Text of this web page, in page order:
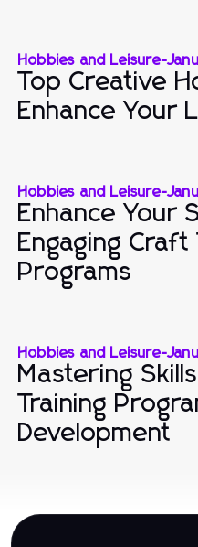
Hobbies and Leisure-
Top Creative
Enhance Your
Hobbies and Leisure-
Enhance Your
Engaging Craft
Programs
Hobbies and Leisure-
Mastering
Training
Development